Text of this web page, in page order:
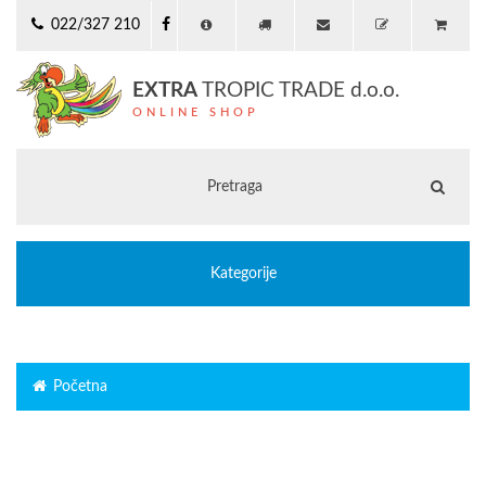
022/327 210
EXTRA TROPIC TRADE d.o.o.
ONLINE SHOP
Kategorije
Početna